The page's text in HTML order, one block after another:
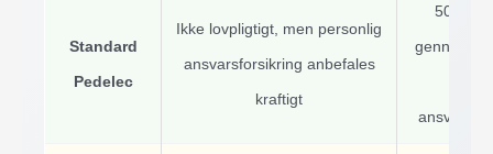
Standard
Pedelec
Ikke lovpligtigt, men personlig
ansvarsforsikring anbefales
kraftigt
50-150
gennem